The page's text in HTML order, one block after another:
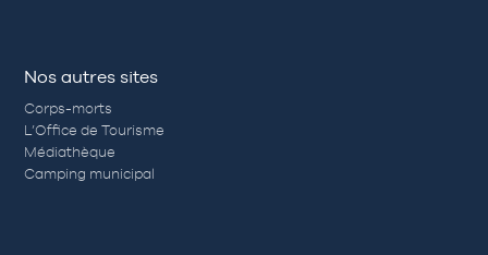
Nos autres sites
Corps-morts
L’Office de Tourisme
Médiathèque
Camping municipal